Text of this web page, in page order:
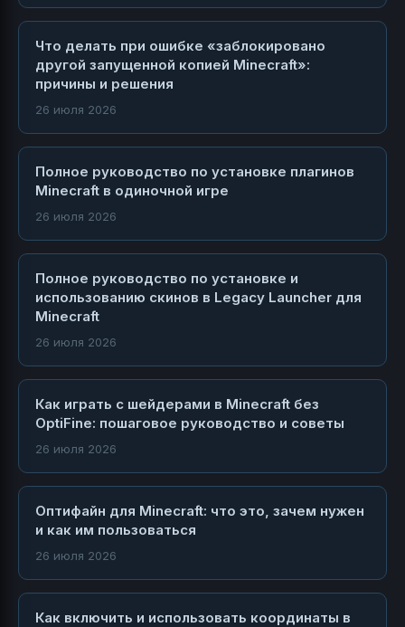
Что делать при ошибке «заблокировано
другой запущенной копией Minecraft»:
причины и решения
26 июля 2026
Полное руководство по установке плагинов
Minecraft в одиночной игре
26 июля 2026
Полное руководство по установке и
использованию скинов в Legacy Launcher для
Minecraft
26 июля 2026
Как играть с шейдерами в Minecraft без
OptiFine: пошаговое руководство и советы
26 июля 2026
Оптифайн для Minecraft: что это, зачем нужен
и как им пользоваться
26 июля 2026
Как включить и использовать координаты в